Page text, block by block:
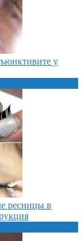
у
ресницы в